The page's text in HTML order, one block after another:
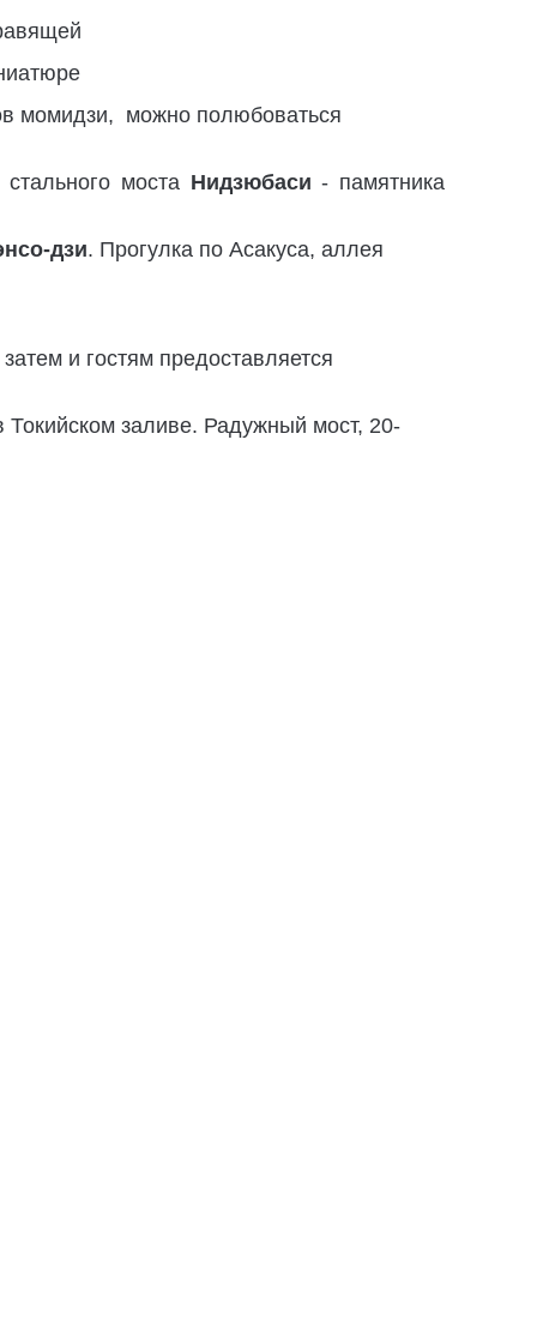
момидзи, можно полюбоваться
моста Нидзюбаси - памятника
дзи. Прогулка по Асакуса, аллея
и гостям предоставляется
заливе. Радужный мост, 20-